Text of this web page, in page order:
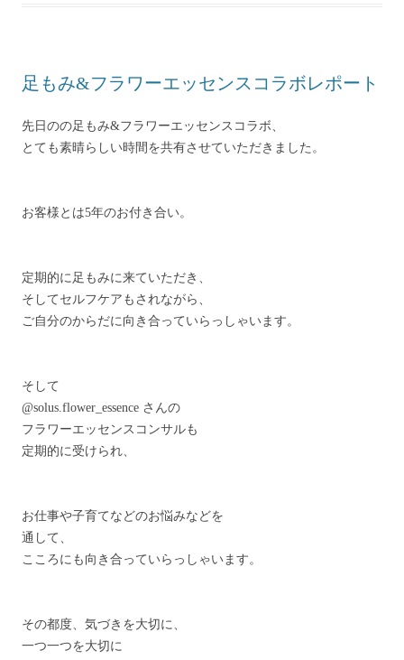
足もみ&フラワーエッセンスコラボレポート
先日のの足もみ&フラワーエッセンスコラボ、
とても素晴らしい時間を共有させていただきました。
お客様とは5年のお付き合い。
定期的に足もみに来ていただき、
そしてセルフケアもされながら、
ご自分のからだに向き合っていらっしゃいます。
そして
@solus.flower_essence さんの
フラワーエッセンスコンサルも
定期的に受けられ、
お仕事や子育てなどのお悩みなどを
通して、
こころにも向き合っていらっしゃいます。
その都度、気づきを大切に、
一つ一つを大切に